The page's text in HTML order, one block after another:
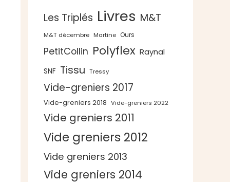
Les Triplés Livres M&T
M&T décembre Martine Ours
PetitCollin Polyflex Raynal
SNF Tissu Tressy
Vide-greniers 2017
Vide-greniers 2018 Vide-greniers 2022
Vide greniers 2011
Vide greniers 2012
Vide greniers 2013
Vide greniers 2014